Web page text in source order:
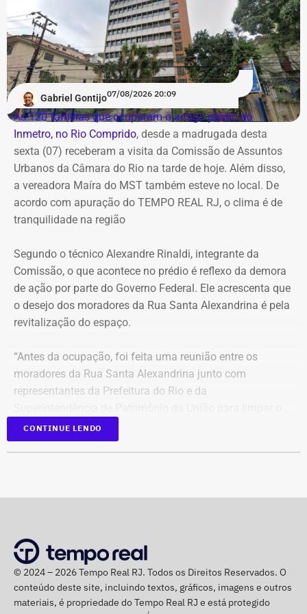
Domingo terá calor e ventos mais
fortes
Já no domingo (9), o vento volta a ganhar força. A
previsão aponta rajadas entre 50 km/h e 70 km/h em
todo o estado do Rio. O aumento está associado à
chegada de uma nova frente fria, que avança pelo
Sudeste.
Na cidade do Rio, o domingo será mais quente, com
mínima prevista de 21°C e máxima de 36°C. A previsão
indica sol entre nuvens durante o dia, com aumento da
nebulosidade e possibilidade de pancadas de chuva à
A mudança ocorre com o afastamento da frente fria que
atuou sobre o estado e a aproximação de um novo
sistema.
Gabriel Gontijo07/08/2026 20:09
As 120 famílias que ocuparam o antigo prédio do
Inmetro, no Rio Comprido, desde a madrugada desta
sexta (07) receberam a visita da Comissão de Assuntos
Urbanos da Câmara do Rio na tarde de hoje. Além disso,
a vereadora Maíra do MST também esteve no local. De
acordo com apuração do TEMPO REAL RJ, o clima é de
tranquilidade na região
Segundo o técnico Alexandre Rinaldi, integrante da
Comissão, o que acontece no prédio é reflexo da demora
de ação por parte do Governo Federal. Ele acrescenta que
o desejo dos moradores da Rua Santa Alexandrina é pela
revitalização do espaço.
“Antes da ocupação, foi feita uma reunião entre os
moradores da Rua Santa Alexandrina junto com
representantes da Prefeitura do Rio e da
terreno até passar para o Arquivo Nacional. Mas o
Governo Federal demorou tanto para agir que hoje
Integrante de movimento afirma que
ocupação aconteceu após quatro
despdejos
CONTINUE LENDO
© 2024 – 2026 Tempo Real RJ. Todos os Direitos Reservados. O
conteúdo deste site, incluindo textos, gráficos, imagens e outros
materiais, é propriedade do Tempo Real RJ e está protegido